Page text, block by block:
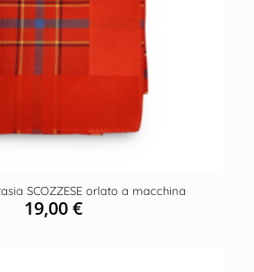
SCOZZESE orlato a macchina
19,00€